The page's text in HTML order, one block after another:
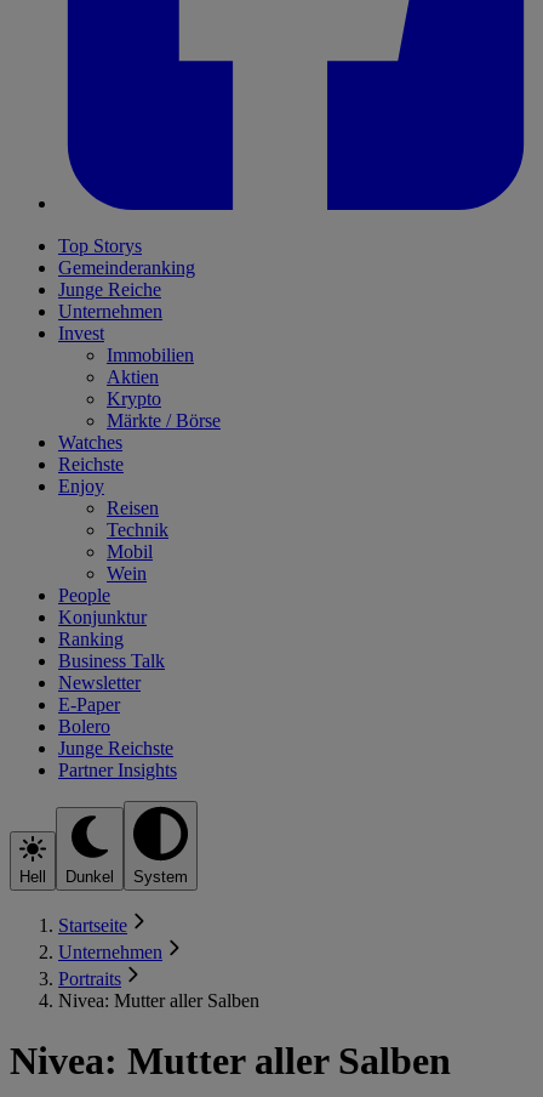
Top Storys
Gemeinderanking
Junge Reiche
Unternehmen
Invest
Immobilien
Aktien
Krypto
Märkte / Börse
Watches
Reichste
Enjoy
Reisen
Technik
Mobil
Wein
People
Konjunktur
Ranking
Business Talk
Newsletter
E-Paper
Bolero
Junge Reichste
Partner Insights
Hell Dunkel System
Startseite
Unternehmen
Portraits
Nivea: Mutter aller Salben
Nivea: Mutter aller Salben